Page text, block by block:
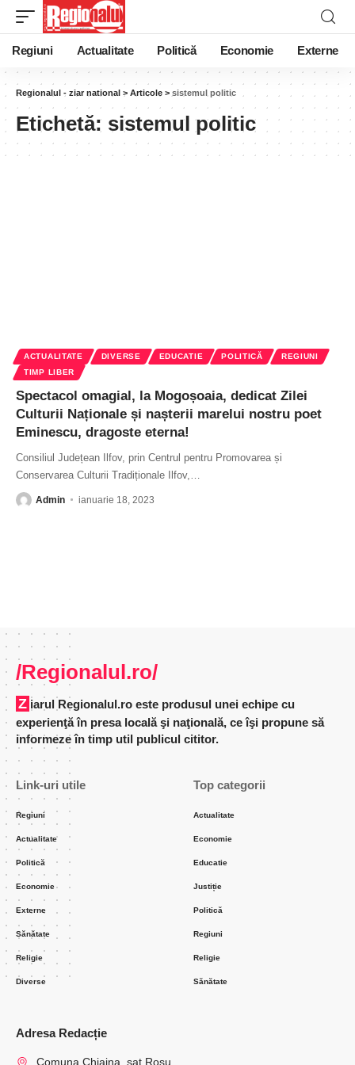
Regiuni Actualitate Politică Economie Externe
Regionalul - ziar national > Articole > sistemul politic
Etichetă: sistemul politic
ACTUALITATE DIVERSE EDUCATIE POLITICĂ
REGIUNI
TIMP LIBER
Spectacol omagial, la Mogoșoaia, dedicat Zilei
Culturii Naționale și nașterii marelui nostru poet
Eminescu, dragoste eterna!
Consiliul Județean Ilfov, prin Centrul pentru Promovarea și
Conservarea Culturii Tradiționale Ilfov,
Admin ianuarie 18, 2023
/Regionalul.ro/
Ziarul Regionalul.ro este produsul unei echipe cu
experienţă în presa locală şi naţională, ce îşi propune să
informeze în timp util publicul cititor.
Link-uri utile
Regiuni
Actualitate
Politică
Economie
Externe
Sănătate
Religie
Diverse
Top categorii
Actualitate
Economie
Educatie
Justiție
Politică
Regiuni
Religie
Sănătate
Adresa Redacție
Comuna Chiajna, sat Rosu